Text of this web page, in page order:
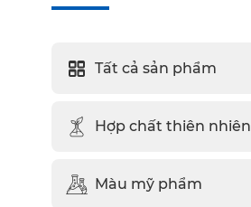
Tất cả sản phẩm
Hợp chất thiên nhiên
Màu mỹ phẩm